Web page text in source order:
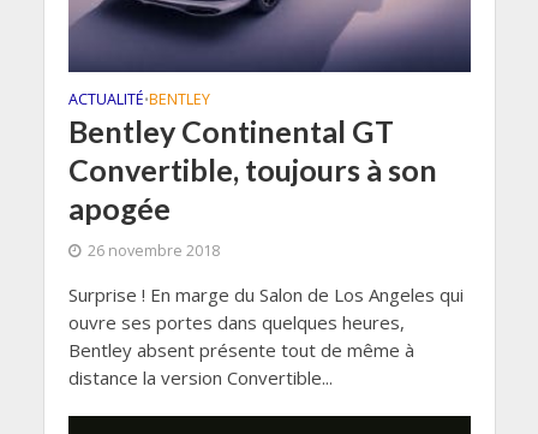
ACTUALITÉ•BENTLEY
Bentley Continental GT
Convertible, toujours à son
apogée
26 novembre 2018
Surprise ! En marge du Salon de Los Angeles qui
ouvre ses portes dans quelques heures,
Bentley absent présente tout de même à
distance la version Convertible...